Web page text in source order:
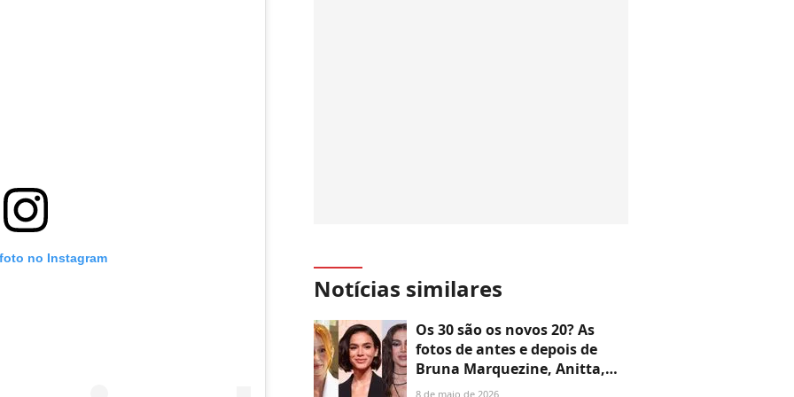
no Instagram
Notícias similares
Os 30 são os novos 20? As
fotos de antes e depois de
Bruna Marquezine, Anitta,
Lindsay Lohan e mais
8 de maio de 2026